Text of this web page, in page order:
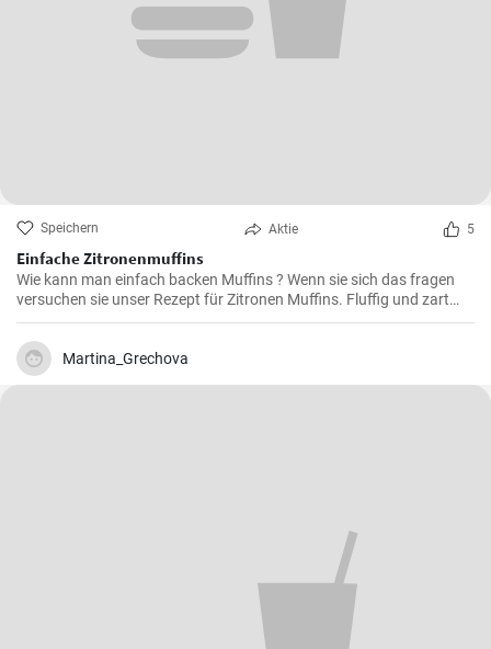
Speichern Aktie 5
Einfache Zitronenmuffins
Wie kann man einfach backen Muffins ? Wenn sie sich das fragen
versuchen sie unser Rezept für Zitronen Muffins. Fluffig und zart
voller Zitronenaroma zergehen sie auf der Zunge - Ihre Kinder und
Gäste werden sie lieben .
Martina_Grechova